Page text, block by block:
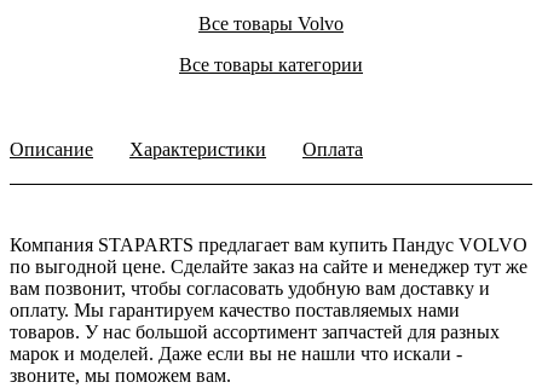
Все товары Volvo
Все товары категории
Описание Характеристики Оплата
Компания STAPARTS предлагает вам купить Пандус VOLVO
по выгодной цене. Сделайте заказ на сайте и менеджер тут же
вам позвонит, чтобы согласовать удобную вам доставку и
оплату. Мы гарантируем качество поставляемых нами
товаров. У нас большой ассортимент запчастей для разных
марок и моделей. Даже если вы не нашли что искали -
звоните, мы поможем вам.